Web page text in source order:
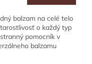
balzam na celé telo
o každý typ
pomocník v
balzamu